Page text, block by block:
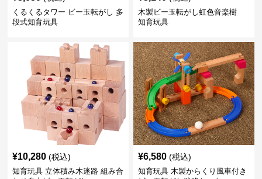
くるくるタワー ビー玉転がし 多
段式知育玩具
木製ビー玉転がし虹色音楽樹
知育玩具
¥10,280 (税込)
知育玩具 立体積み木迷路 組み合
¥6,580 (税込)
知育玩具 木製からくり風車付き